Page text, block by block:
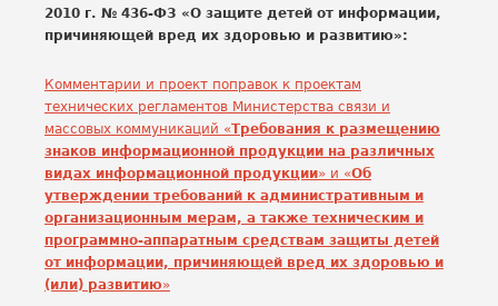
2010 г. № 436-ФЗ «О защите детей от информации,
причиняющей вред их здоровью и развитию»:
Комментарии и проект поправок к проектам
технических регламентов Министерства связи и
массовых коммуникаций «Требования к размещению
знаков информационной продукции на различных
видах информационной продукции» и «Об
утверждении требований к административным и
организационным мерам, а также техническим и
программно-аппаратным средствам защиты детей
от информации, причиняющей вред их здоровью и
(или) развитию»